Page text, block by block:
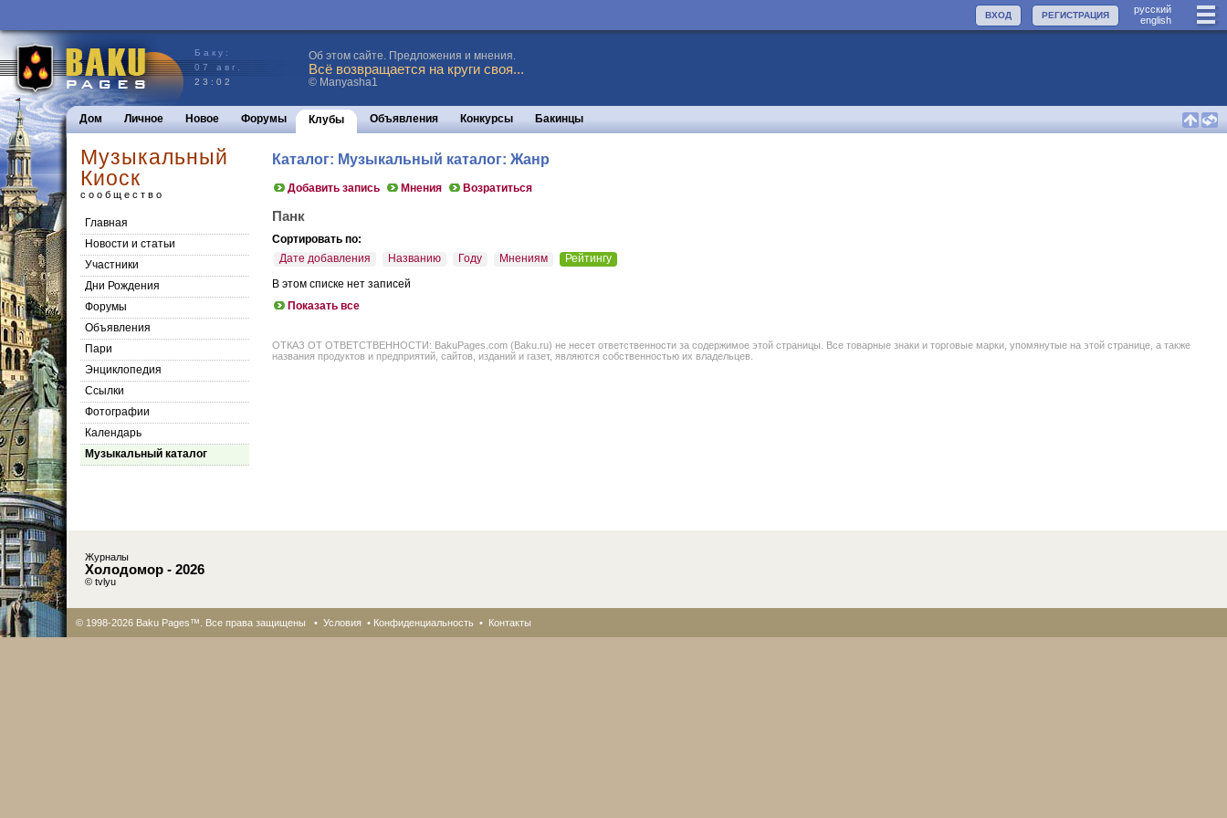
руccкий
english
РЕГИСТРАЦИЯ
ВХОД
Баку:
07 авг.
23:02
Об этом сайте. Предложения и мнения.
Всё возвращается на круги своя...
© Manyasha1
Дом Личное Новое Форумы Клубы Объявления Конкурсы Бакинцы
Музыкальный
Киоск
сообщество
Главная
Новости и статьи
Участники
Дни Рождения
Форумы
Объявления
Пари
Энциклопедия
Cсылки
Фотографии
Календарь
Музыкальный каталог
Каталог: Музыкальный каталог: Жанр
Добавить запись Мнения Возратиться
Панк
Сортировать по:
Дате добавления
Названию Году Мнениям
Рейтингу
В этом списке нет записей
Показать все
ОТКАЗ ОТ ОТВЕТСТВЕННОСТИ: BakuPages.com (Baku.ru) не несет ответственности за содержимое этой страницы. Все товарные знаки и торговые марки, упомянутые на этой странице, а также
названия продуктов и предприятий, сайтов, изданий и газет, являются собственностью их владельцев.
Журналы
Холодомор - 2026
© tvlyu
© 1998-2026 Baku Pages™. Все права защищены • Условия • Конфиденциальность • Контакты